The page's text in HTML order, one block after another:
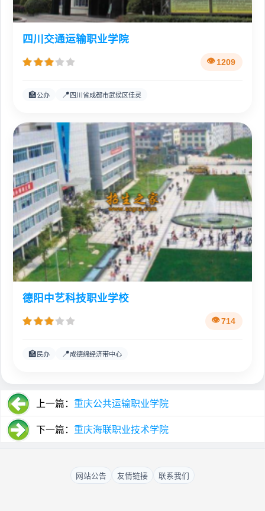
四川交通运输职业学院
1209
🏫公办 📍四川省成都市武侯区佳灵
德阳中艺科技职业学校
714
🏫 民办 📍成德绵经济带中心
上一篇： 重庆公共运输职业学院
下一篇： 重庆海联职业技术学院
网站公告 友情链接 联系我们